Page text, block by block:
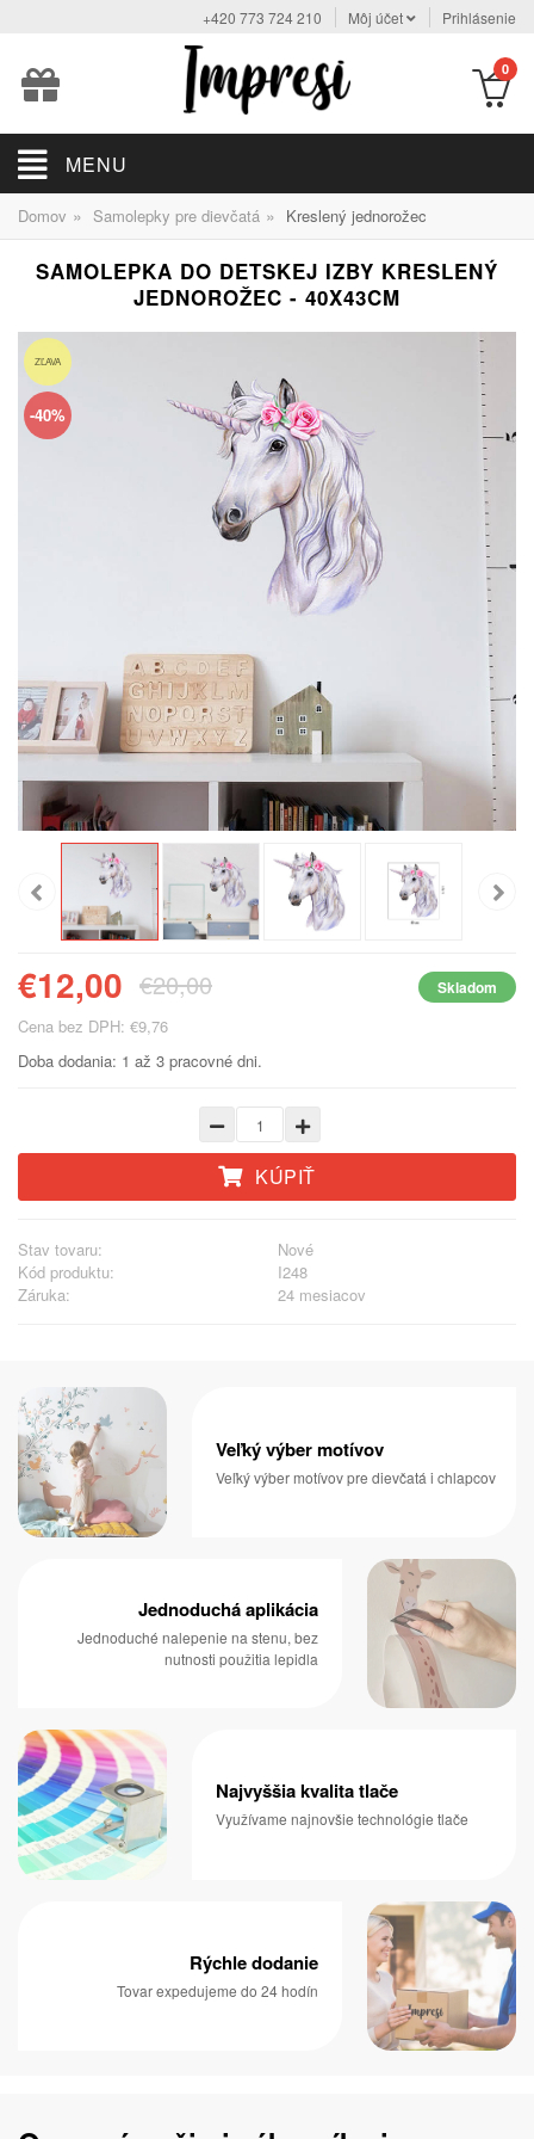
+420 773 724 210 Môj účet Prihlásenie
0
MENU
Domov » Samolepky pre dievčatá » Kreslený jednorožec
SAMOLEPKA DO DETSKEJ IZBY KRESLENÝ
JEDNOROŽEC - 40X43CM
ZĽAVA
-40%
€12,00 €20,00 Skladom
Cena bez DPH: €9,76
Doba dodania: 1 až 3 pracovné dni.
KÚPIŤ
Stav tovaru:
Nové
Kód produktu:
I248
Záruka:
24 mesiacov
Veľký výber motívov
Veľký výber motívov pre dievčatá i chlapcov
Jednoduchá aplikácia
Jednoduché nalepenie na stenu, bez
nutnosti použitia lepidla
Najvyššia kvalita tlače
Využívame najnovšie technológie tlače
Rýchle dodanie
Tovar expedujeme do 24 hodín